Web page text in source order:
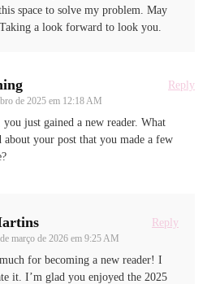
space to solve my problem. May
a look forward to look you.
de 2025 em 12:18 AM
Reply
just gained a new reader. What
your post that you made a few
março de 2026 em 9:25 AM
Reply
for becoming a new reader! I
it. I’m glad you enjoyed the 2025